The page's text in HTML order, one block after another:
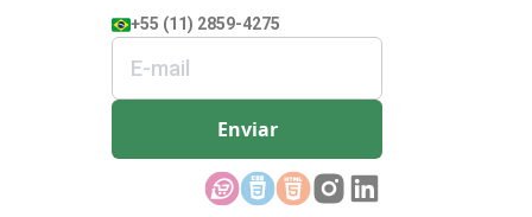
+55 (11) 2859-4275
Enviar